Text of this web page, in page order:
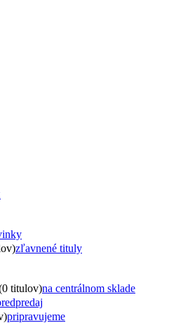
zľavnené tituly
titulov)na centrálnom sklade
pripravujeme